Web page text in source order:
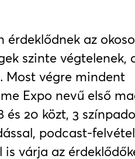
érdeklődnek az
szinte végtelenek,
Most végre mindent
Expo nevű első
és 20 közt, 3
podcast-felvé
is várja az